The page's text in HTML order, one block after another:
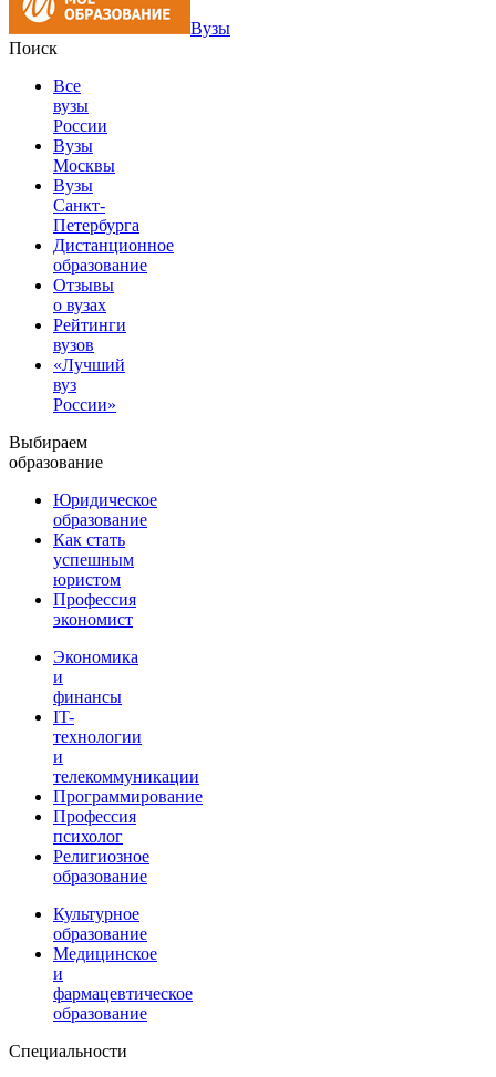
Вузы
Поиск
Все
вузы
России
Вузы
Москвы
Вузы
Санкт-
Петербурга
Дистанционное
образование
Отзывы
о вузах
Рейтинги
вузов
«Лучший
вуз
России»
Выбираем
образование
Юридическое
образование
Как стать
успешным
юристом
Профессия
экономист
Экономика
и
финансы
IT-
технологии
и
телекоммуникации
Программирование
Профессия
психолог
Религиозное
образование
Культурное
образование
Медицинское
и
фармацевтическое
образование
Специальности